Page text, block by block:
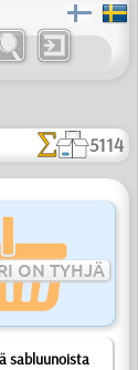
5114
ON TYHJÄ
sabluunoista